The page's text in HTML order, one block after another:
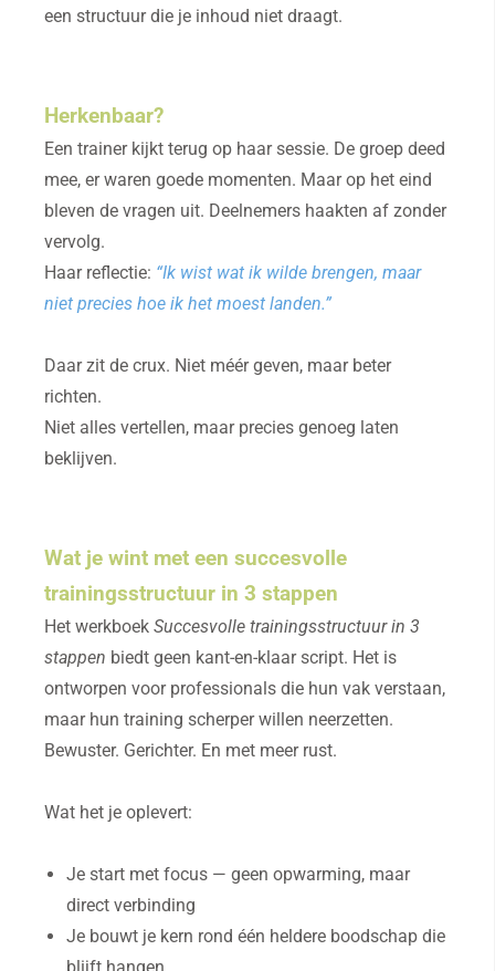
een structuur die je inhoud niet draagt.
Herkenbaar?
Een trainer kijkt terug op haar sessie. De groep deed
mee, er waren goede momenten. Maar op het eind
bleven de vragen uit. Deelnemers haakten af zonder
vervolg.
Haar reflectie: “Ik wist wat ik wilde brengen, maar
niet precies hoe ik het moest landen.”
Daar zit de crux. Niet méér geven, maar beter
richten.
Niet alles vertellen, maar precies genoeg laten
beklijven.
Wat je wint met een succesvolle
trainingsstructuur in 3 stappen
Het werkboek Succesvolle trainingsstructuur in 3
stappen biedt geen kant-en-klaar script. Het is
ontworpen voor professionals die hun vak verstaan,
maar hun training scherper willen neerzetten.
Bewuster. Gerichter. En met meer rust.
Wat het je oplevert:
Je start met focus — geen opwarming, maar
direct verbinding
Je bouwt je kern rond één heldere boodschap die